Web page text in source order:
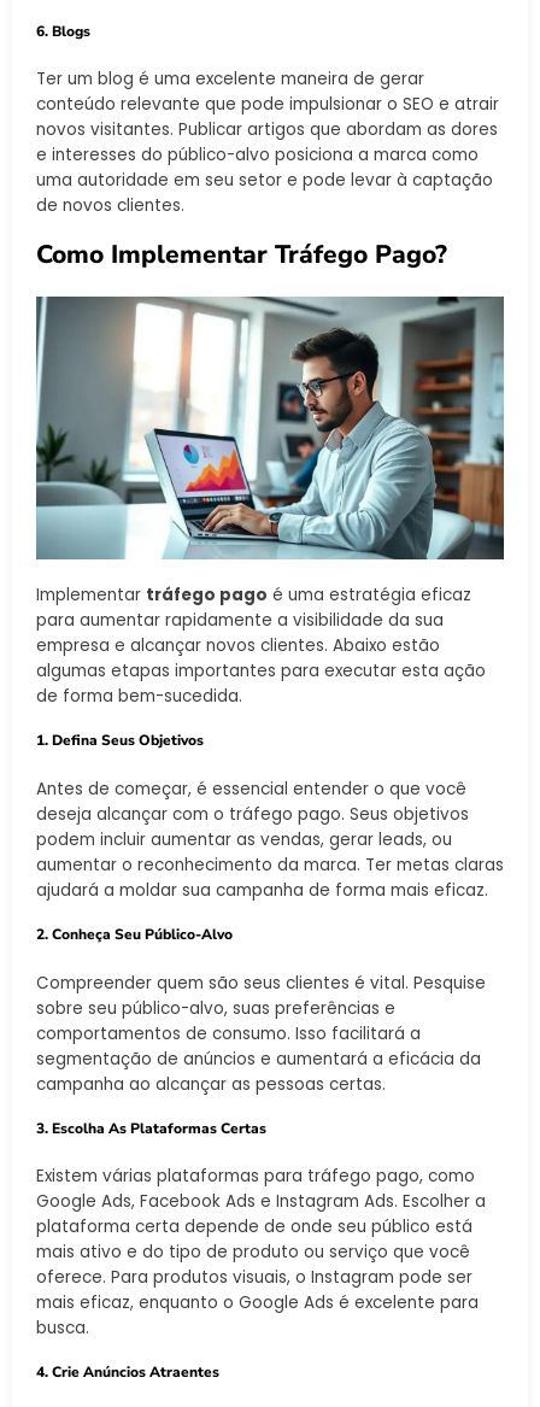
6. Blogs
Ter um blog é uma excelente maneira de gerar
conteúdo relevante que pode impulsionar o SEO e atrair
novos visitantes. Publicar artigos que abordam as dores
e interesses do público-alvo posiciona a marca como
uma autoridade em seu setor e pode levar à captação
de novos clientes.
Como Implementar Tráfego Pago?
Implementar tráfego pago é uma estratégia eficaz
para aumentar rapidamente a visibilidade da sua
empresa e alcançar novos clientes. Abaixo estão
algumas etapas importantes para executar esta ação
de forma bem-sucedida.
1. Defina Seus Objetivos
Antes de começar, é essencial entender o que você
deseja alcançar com o tráfego pago. Seus objetivos
podem incluir aumentar as vendas, gerar leads, ou
aumentar o reconhecimento da marca. Ter metas claras
ajudará a moldar sua campanha de forma mais eficaz.
2. Conheça Seu Público-Alvo
Compreender quem são seus clientes é vital. Pesquise
sobre seu público-alvo, suas preferências e
comportamentos de consumo. Isso facilitará a
segmentação de anúncios e aumentará a eficácia da
campanha ao alcançar as pessoas certas.
3. Escolha As Plataformas Certas
Existem várias plataformas para tráfego pago, como
Google Ads, Facebook Ads e Instagram Ads. Escolher a
plataforma certa depende de onde seu público está
mais ativo e do tipo de produto ou serviço que você
oferece. Para produtos visuais, o Instagram pode ser
mais eficaz, enquanto o Google Ads é excelente para
busca.
4. Crie Anúncios Atraentes